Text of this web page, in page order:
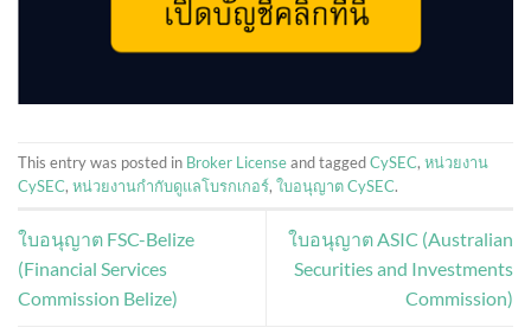
This entry was posted in Broker Licenseand taggedCySEC, หน่วยงาน
CySEC, หน่วยงานกำกับดูแลโบรกเกอร์, ใบอนุญาต CySEC.
ใบอนุญาต FSC-Belize
(Financial Services
Commission Belize)
ใบอนุญาต ASIC (Australian
Securities and Investments
Commission)